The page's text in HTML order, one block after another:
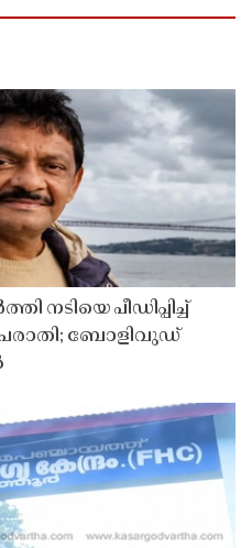
നടിയെ പീഡിപ്പിച്ച്
പരാതി; ബോളിവുഡ്